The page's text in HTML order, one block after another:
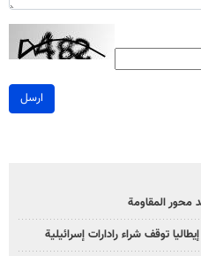
ارسل
المقاومة
توقف شراء رادارات إسرائيلية